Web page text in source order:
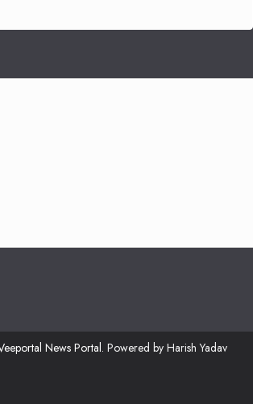
News Portal. Powered by Harish Yadav